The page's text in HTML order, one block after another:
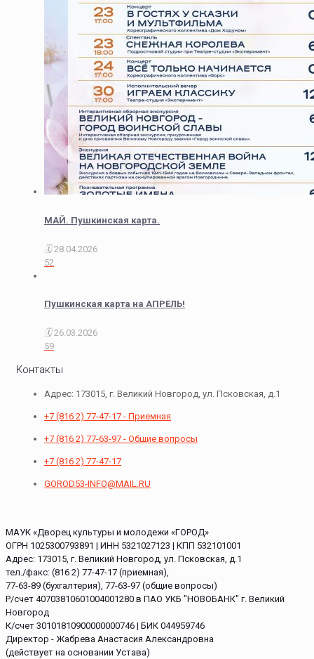
МАЙ. Пушкинская карта.
28.04.2026
52
Пушкинская карта на АПРЕЛЬ!
26.03.2026
59
Контакты
Адрес: 173015, г. Великий Новгород, ул. Псковская, д.1
+7 (816 2) 77-47-17 - Приемная
+7 (816 2) 77-63-97 - Общие вопросы
+7 (816 2) 77-47-17
GOROD53-INFO@MAIL.RU
МАУК «Дворец культуры и молодежи «ГОРОД»
ОГРН 1025300793891 | ИНН 5321027123 | КПП 532101001
Адрес: 173015, г. Великий Новгород, ул. Псковская, д.1
тел./факс: (816 2) 77-47-17 (приемная),
77-63-89 (бухгалтерия), 77-63-97 (общие вопросы)
Р/счет 40703810601004001280 в ПАО УКБ "НОВОБАНК" г. Великий
Новгород
К/счет 30101810900000000746 | БИК 044959746
Директор - Жабрева Анастасия Александровна
(действует на основании Устава)